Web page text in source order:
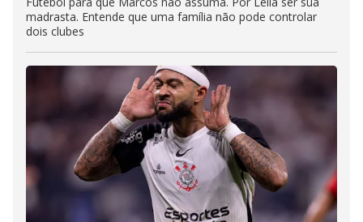
madrasta. Entende que uma família não pode controlar
dois clubes